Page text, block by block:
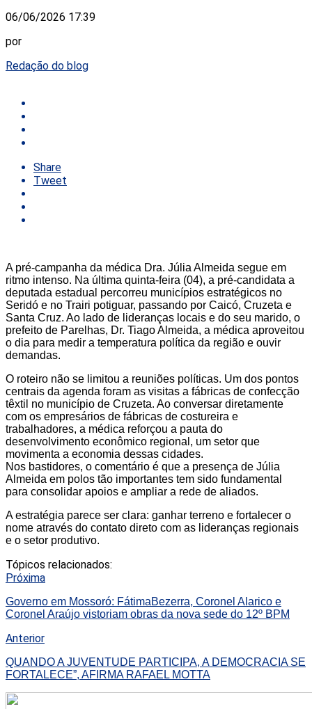
06/06/2026 17:39
por
Redação do blog
Share
Tweet
A pré-campanha da médica Dra. Júlia Almeida segue em
ritmo intenso. Na última quinta-feira (04), a pré-candidata a
deputada estadual percorreu municípios estratégicos no
Seridó e no Trairi potiguar, passando por Caicó, Cruzeta e
Santa Cruz. Ao lado de lideranças locais e do seu marido, o
prefeito de Parelhas, Dr. Tiago Almeida, a médica aproveitou
o dia para medir a temperatura política da região e ouvir
demandas.
O roteiro não se limitou a reuniões políticas. Um dos pontos
centrais da agenda foram as visitas a fábricas de confecção
têxtil no município de Cruzeta. Ao conversar diretamente
com os empresários de fábricas de costureira e
trabalhadores, a médica reforçou a pauta do
desenvolvimento econômico regional, um setor que
movimenta a economia dessas cidades.
Nos bastidores, o comentário é que a presença de Júlia
Almeida em polos tão importantes tem sido fundamental
para consolidar apoios e ampliar a rede de aliados.
A estratégia parece ser clara: ganhar terreno e fortalecer o
nome através do contato direto com as lideranças regionais
e o setor produtivo.
Tópicos relacionados:
Próxima
Governo em Mossoró: FátimaBezerra, Coronel Alarico e
Coronel Araújo vistoriam obras da nova sede do 12º BPM
Anterior
QUANDO A JUVENTUDE PARTICIPA, A DEMOCRACIA SE
FORTALECE”, AFIRMA RAFAEL MOTTA